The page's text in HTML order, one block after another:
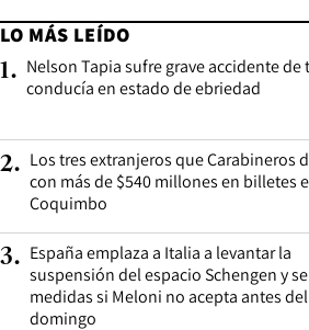
LO MÁS LEÍDO
1. Nelson Tapia sufre grave accidente de
conducía en estado de ebriedad
2. Los tres extranjeros que Carabineros
con más de $540 millones en billetes
Coquimbo
3. España emplaza a Italia a levantar la
suspensión del espacio Schengen y
medidas si Meloni no acepta antes del
domingo